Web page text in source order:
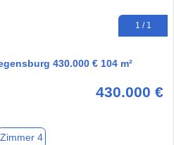
1 / 1
430.000 € 104 m²
430.000 €
Zimmer 4